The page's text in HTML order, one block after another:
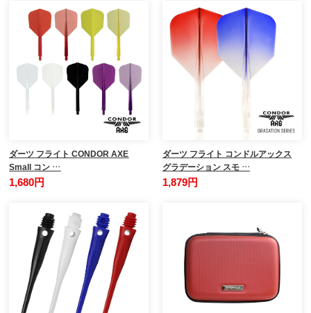
ダーツ フライト CONDOR AXE
Small コン …
1,680円
ダーツ フライト コンドルアックス
グラデーション スモ …
1,879円